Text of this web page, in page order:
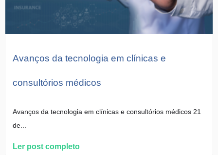
Avanços da tecnologia em clínicas e
consultórios médicos
Avanços da tecnologia em clínicas e consultórios médicos 21
de...
Ler post completo